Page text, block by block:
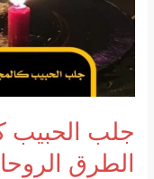
جلب الحبيب
الطرق